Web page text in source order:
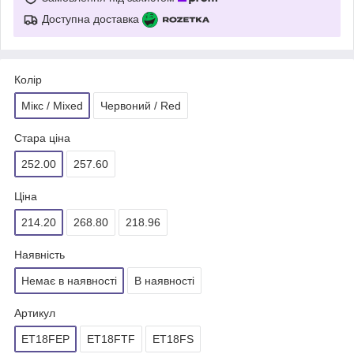
Доступна доставка
Колір
Мікс / Mixed Червоний / Red
Стара ціна
252.00 257.60
Ціна
214.20 268.80 218.96
Наявність
Немає в наявності В наявності
Артикул
ET18FEP ET18FTF ET18FS